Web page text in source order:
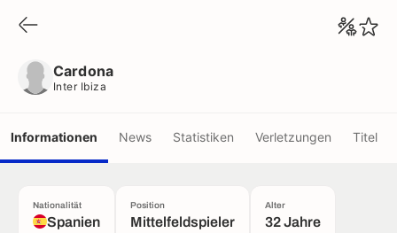
Cardona
Inter Ibiza
Informationen News Statistiken Verletzungen Titel
Nationalität
Spanien
Position
Mittelfeldspieler
Alter
32 Jahre